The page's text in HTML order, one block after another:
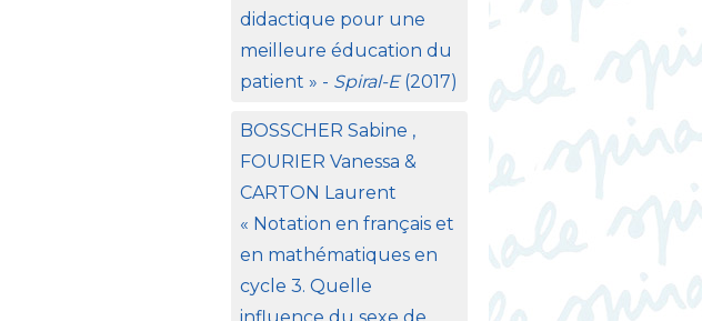
didactique pour une
meilleure éducation du
patient » - Spiral-E(2017)
BOSSCHER Sabine ,
FOURIER Vanessa &
CARTON Laurent
« Notation en français et
en mathématiques en
cycle 3. Quelle
influence du sexe de